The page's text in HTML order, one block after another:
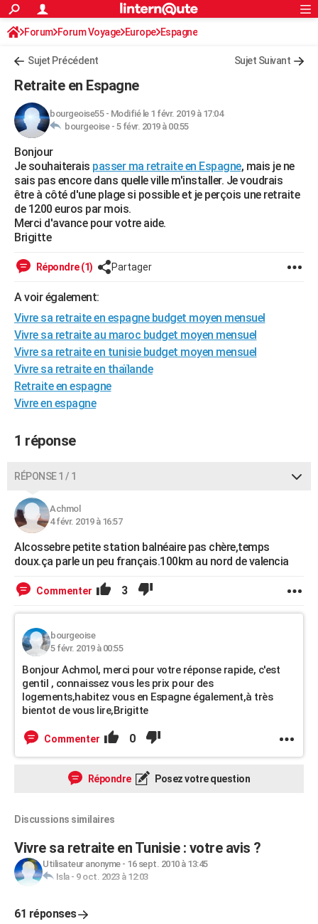
ACTUALITÉS
Politique
Société
Faits Divers
Education
Monde
Villes
+
FINANCE
Retraite
Impôts
Epargne
Immobilier
Risques naturels par ville
Banque
Assurance
Crédit
AUTO
Essais
Réserver un essai
Citadines
Berlines
SUV
Forum auto
+HIGH-TECH
Mobiles
Meilleur smartphone
Internet
Ordinateurs
Jeux vidéo
Guide high-tech
+BRICOLAGE
Forum
Aménagement intérieur
Extérieur
Cuisine
Salle de bains
Jardinage
Rangement
WEEK-END
Guides de France
Escapades
Patrimoine
Expositions
Musées
Week-end nature
Art de vivre
Bien-être
Loisirs
Mode
Modes de vie
Alimentation
Guide de la santé
Maladies
Médicaments
Sommeil
Destinations
City break
Voyage nature
Voyage de noces
Forum
Climat
+PHOTO
GUIDES D'ACHAT
BONS PLANS
Carte de Noël
Carte Bonne année
Carte Saint-Valentin
Carte Pâques
Carte d'anniversaire
DICTIONNAIRE
Dictionnaire
Biographies
Citations
Expressions
Proverbes
PROGRAMME TV
COPAINS D'AVANT
S'inscrire
Se connecter
Lycées
Collèges
Primaires
Universités
Entreprises
Service militaire
Avis de recherche
FORUM
Bricolage
Lifestyle
Culture
Sport
Auto
Television
Voyage
Cinema
S'inscrire
Connexion
Forum Forum Voyage Europe Espagne
Sujet Précédent Sujet Suivant
Retraite en Espagne
bourgeoise55- Modifié le 1 févr. 2019 à 17:04
bourgeoise - 5 févr. 2019 à 00:55
Bonjour
Je souhaiterais passer ma retraite en Espagne, mais je ne
sais pas encore dans quelle ville m'installer. Je voudrais
être à côté d'une plage si possible et je perçois une retraite
de 1200 euros par mois.
Merci d'avance pour votre aide.
Brigitte
Répondre (1) Partager
A voir également:
Vivre sa retraite en espagne budget moyen mensuel
Vivre sa retraite au maroc budget moyen mensuel
Vivre sa retraite en tunisie budget moyen mensuel
Vivre sa retraite en thaïlande
Retraite en espagne
Vivre en espagne
1 réponse
RÉPONSE 1 / 1
Achmol
4 févr. 2019 à 16:57
Alcossebre petite station balnéaire pas chère,temps
doux.ça parle un peu français.100km au nord de valencia
Commenter 3
bourgeoise
5 févr. 2019 à 00:55
Bonjour Achmol, merci pour votre réponse rapide, c'est
gentil , connaissez vous les prix pour des
logements,habitez vous en Espagne également,à très
bientot de vous lire,Brigitte
Commenter 0
Répondre Posez votre question
Discussions similaires
Vivre sa retraite en Tunisie : votre avis ?
Utilisateur anonyme- 16 sept. 2010 à 13:45
Isla- 9 oct. 2023 à 12:03
61 réponses